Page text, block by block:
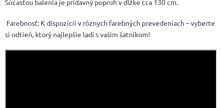
Súčasťou balenia je prídavný popruh v dĺžke cca 130 cm.
Farebnosť: K dispozícii v rôznych farebných prevedeniach – vyberte
si odtieň, ktorý najlepšie ladí s vašim šatníkom!